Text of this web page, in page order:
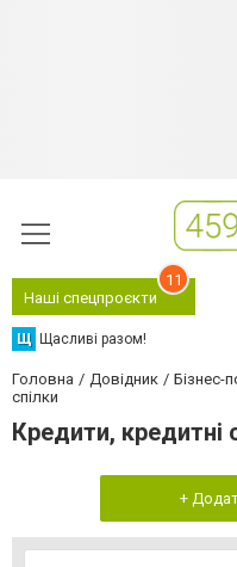
Наші спецпроєкти
11
Щ Щасливі разом!
Головна Довідник Бізнес-
спілки
Кредити, кредитні
+